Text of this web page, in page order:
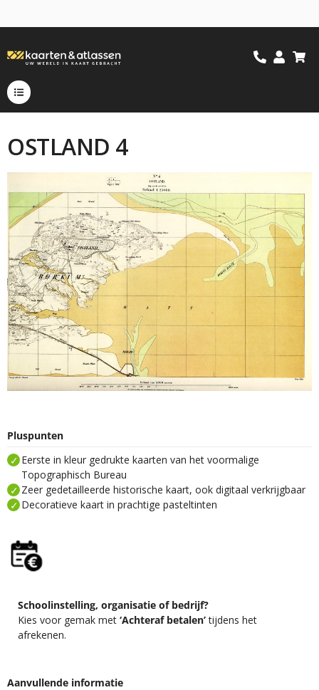
OSTLAND 4
Pluspunten
Eerste in kleur gedrukte kaarten van het voormalige
Topographisch Bureau
Zeer gedetailleerde historische kaart, ook digitaal verkrijgbaar
Decoratieve kaart in prachtige pasteltinten
Schoolinstelling, organisatie of bedrijf?
Kies voor gemak met ‘Achteraf betalen’tijdens het
afrekenen.
Aanvullende informatie